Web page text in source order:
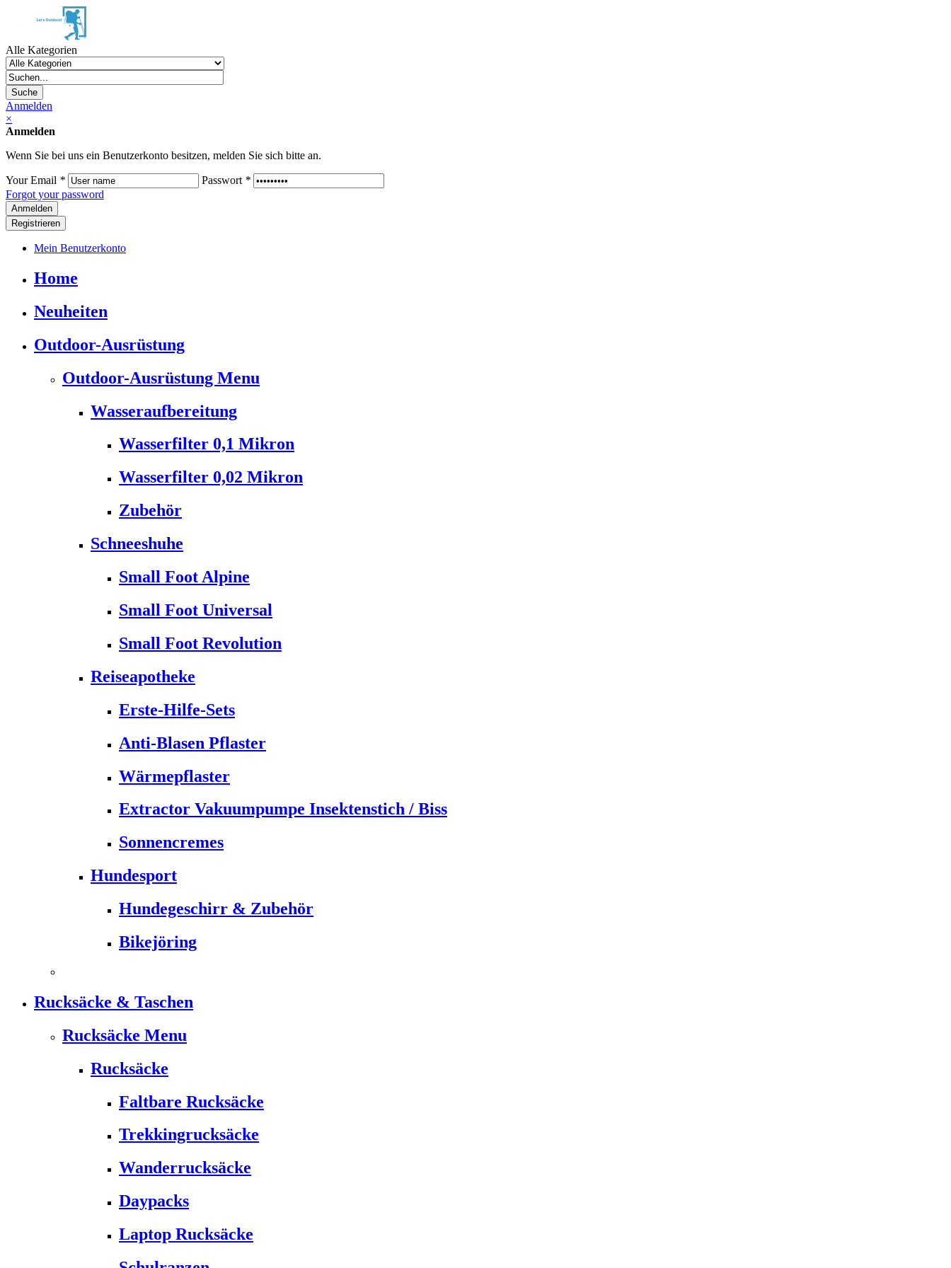
Alle Kategorien
Suche
Anmelden
×
Anmelden
Wenn Sie bei uns ein Benutzerkonto besitzen, melden Sie sich bitte an.
Your Email * Passwort *
Forgot your password
Registrieren
Mein Benutzerkonto
Home
Neuheiten
Outdoor-Ausrüstung
Outdoor-Ausrüstung Menu
Wasseraufbereitung
Wasserfilter 0,1 Mikron
Wasserfilter 0,02 Mikron
Zubehör
Schneeshuhe
Small Foot Alpine
Small Foot Universal
Small Foot Revolution
Reiseapotheke
Erste-Hilfe-Sets
Anti-Blasen Pflaster
Wärmepflaster
Extractor Vakuumpumpe Insektenstich / Biss
Sonnencremes
Hundesport
Hundegeschirr & Zubehör
Bikejöring
Rucksäcke & Taschen
Rucksäcke Menu
Rucksäcke
Faltbare Rucksäcke
Trekkingrucksäcke
Wanderrucksäcke
Daypacks
Laptop Rucksäcke